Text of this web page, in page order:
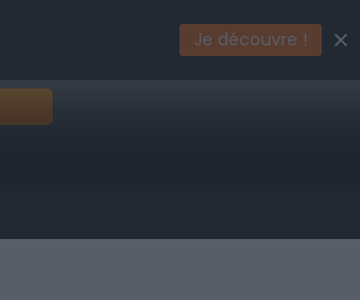
Je découvre ! ×